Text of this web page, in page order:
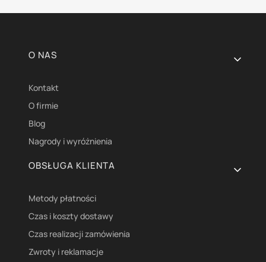
Linki w stopce
O NAS
Kontakt
O firmie
Blog
Nagrody i wyróżnienia
OBSŁUGA KLIENTA
Metody płatności
Czas i koszty dostawy
Czas realizacji zamówienia
Zwroty i reklamacje